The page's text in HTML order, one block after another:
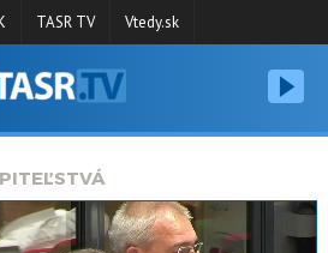
TASR TV Vtedy.sk